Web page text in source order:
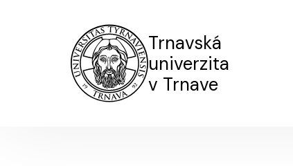
Trnavská
univerzita
v Trnave